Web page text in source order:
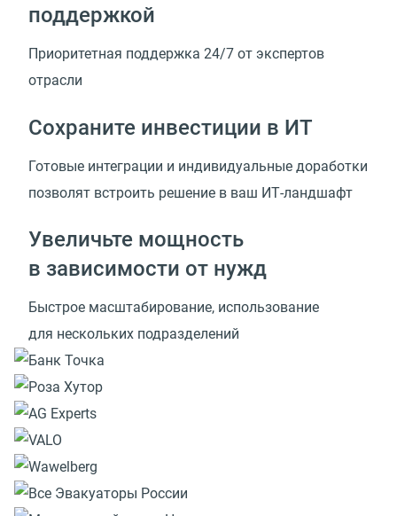
поддержкой
Приоритетная поддержка 24/7 от экспертов
отрасли
Сохраните инвестиции в ИТ
Готовые интеграции и индивидуальные доработки
позволят встроить решение в ваш ИТ-ландшафт
Увеличьте мощность
в зависимости от нужд
Быстрое масштабирование, использование
для нескольких подразделений